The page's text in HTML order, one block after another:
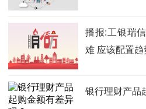
播报:工银瑞
难 应该配置
银行理财产品